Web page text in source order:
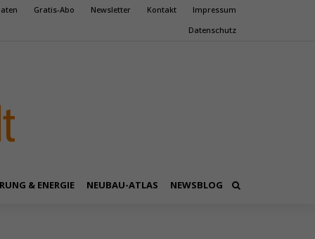
Gratis-Abo Newsletter Kontakt
Impressum
Datenschutz
& ENERGIE NEUBAU-ATLAS NEWSBLOG